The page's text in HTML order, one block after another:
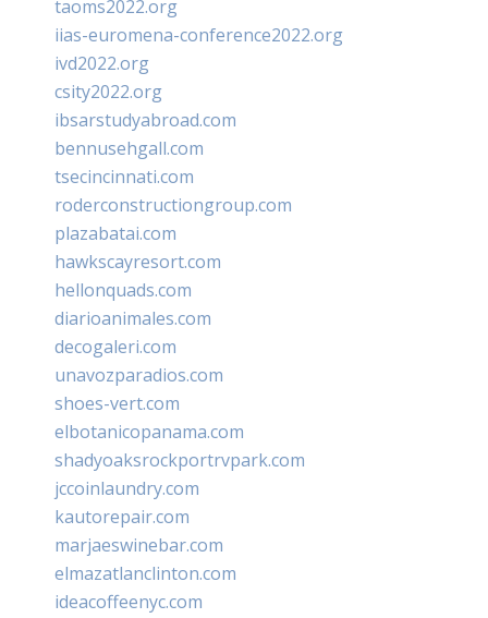
taoms2022.org
iias-euromena-conference2022.org
ivd2022.org
csity2022.org
ibsarstudyabroad.com
bennusehgall.com
tsecincinnati.com
roderconstructiongroup.com
plazabatai.com
hawkscayresort.com
hellonquads.com
diarioanimales.com
decogaleri.com
unavozparadios.com
shoes-vert.com
elbotanicopanama.com
shadyoaksrockportrvpark.com
jccoinlaundry.com
kautorepair.com
marjaeswinebar.com
elmazatlanclinton.com
ideacoffeenyc.com